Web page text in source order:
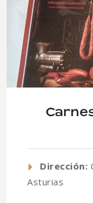
Dirección:
Asturias